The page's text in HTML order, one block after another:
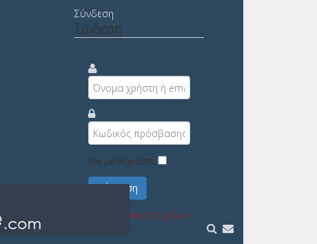
Σύνδεση
Σύνδεση
Να με θυμάσαι
Σύνδεση
Υπενθύμιση στοιχείων;